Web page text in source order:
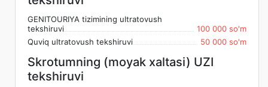
GENITOURIYA tizimining ultratovush
tekshiruvi
100 000 so'm
Quviq ultratovush tekshiruvi
50 000 so'm
Skrotumning (moyak xaltasi) UZI
tekshiruvi